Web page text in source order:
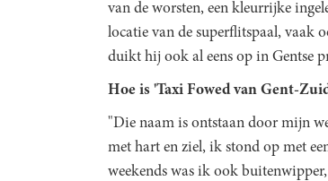
van de worsten, een kleurrijke
locatie van de superflitspaal, vaak
duikt hij ook al eens op in Gentse
Hoe is 'Taxi Fowed van Gent-
"Die naam is ontstaan door mijn
met hart en ziel, ik stond op met
weekends was ik ook